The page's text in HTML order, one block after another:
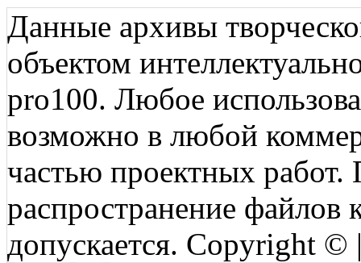
Данные архивы
объектом
pro100. Любое
возможно в любой
частью проектных
распространение файлов
допускается. Copyright